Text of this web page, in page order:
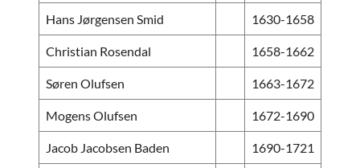
Hans Jørgensen Smid 1630-1658
Christian Rosendal 1658-1662
Søren Olufsen 1663-1672
Mogens Olufsen 1672-1690
Jacob Jacobsen Baden 1690-1721